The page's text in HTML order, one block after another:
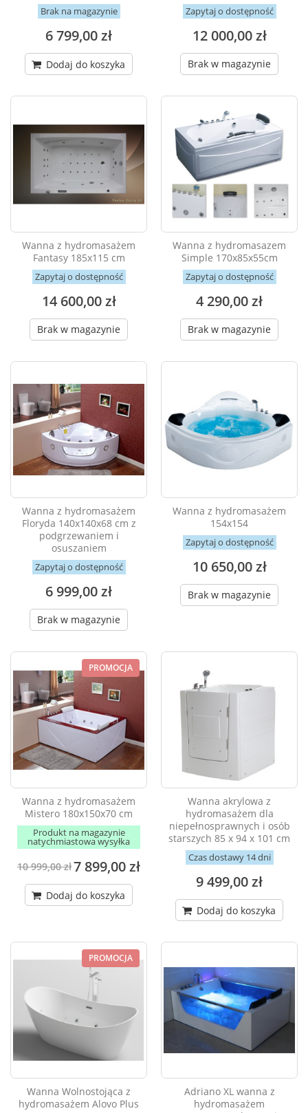
Brak na magazynie
6 799,00 zł
Dodaj do koszyka
Zapytaj o dostępność
12 000,00 zł
Brak w magazynie
Wanna z hydromasażem
Fantasy 185x115 cm
Zapytaj o dostępność
14 600,00 zł
Brak w magazynie
Wanna z hydromasazem
Simple 170x85x55cm
Zapytaj o dostępność
4 290,00 zł
Brak w magazynie
Wanna z hydromasażem
Floryda 140x140x68 cm z
podgrzewaniem i
osuszaniem
Zapytaj o dostępność
6 999,00 zł
Brak w magazynie
Wanna z hydromasażem
154x154
Zapytaj o dostępność
10 650,00 zł
Brak w magazynie
PROMOCJA
Wanna z hydromasażem
Mistero 180x150x70 cm
Produkt na magazynie
natychmiastowa wysyłka
10 999,00 zł7 899,00 zł
Dodaj do koszyka
Wanna akrylowa z
hydromasażem dla
niepełnosprawnych i osób
starszych 85 x 94 x 101 cm
Czas dostawy 14 dni
9 499,00 zł
Dodaj do koszyka
PROMOCJA
Wanna Wolnostojąca z
hydromasażem Alovo Plus
Adriano XL wanna z
hydromasażem